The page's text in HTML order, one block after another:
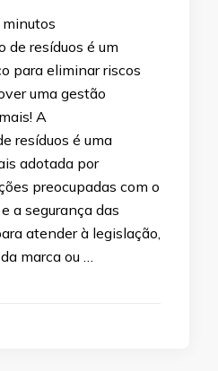
minutos
de resíduos é um
para eliminar riscos
uma gestão
A
resíduos é uma
adotada por
preocupadas com o
a segurança das
atender à legislação,
marca ou …